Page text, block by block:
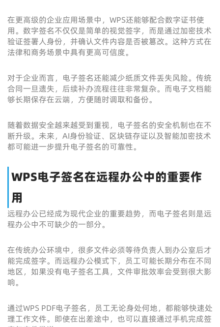
在更高级的企业应用场景中，WPS还能够配合数字证书使
用。数字签名不仅仅是简单的视觉签字，而是通过加密技术
验证签署人身份，并确认文件内容是否被篡改。这种方式在
法律和商务场景中具有更高可信度。
对于企业而言，电子签名还能减少纸质文件丢失风险。传统
合同一旦遗失，后续补办流程往往非常复杂。而电子文档能
够长期保存在云端，方便随时调取和备份。
随着数据安全越来越受到重视，电子签名的安全机制也在不
断升级。未来，AI身份验证、区块链存证以及智能加密技术
都可能进一步提升电子签名的可靠性。
WPS电子签名在远程办公中的重要作
用
远程办公已经成为现代企业的重要趋势，而电子签名则是远
程办公中不可缺少的一部分。
在传统办公环境中，很多文件必须等待负责人到办公室后才
能完成签字。而远程办公模式下，员工可能长期分布在不同
地区，如果没有电子签名工具，文件审批效率会受到很大影
响。
通过WPS PDF电子签名，员工无论身处何地，都能够快速处
理工作文件。即使在出差途中，也可以直接通过手机完成签